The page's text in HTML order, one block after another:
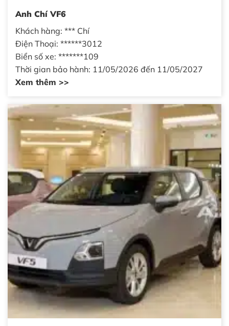
Anh Chí VF6
Khách hàng: *** Chí
Điện Thoại: ******3012
Biển số xe: *******109
Thời gian bảo hành: 11/05/2026 đến 11/05/2027
Xem thêm >>